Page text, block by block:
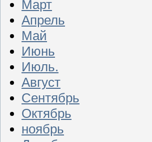
Март
Апрель
Май
Июнь
Июль.
Август
Сентябрь
Октябрь
ноябрь